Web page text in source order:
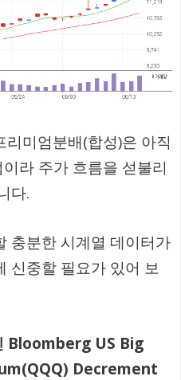
미엄분배(합성)은 아직
라 주가 흐름을 섣불리
다.
충분한 시계열 데이터가
신중할 필요가 있어 보
Bloomberg US Big
Decrement